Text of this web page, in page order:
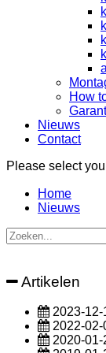
How
Nieuws
Contact
Please select
Home
Nieuws
Artikelen
2023-12-
2022-02-
2020-01-